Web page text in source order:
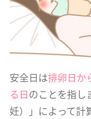
安全日は排卵日か
る日のことを指し
妊）」によって計